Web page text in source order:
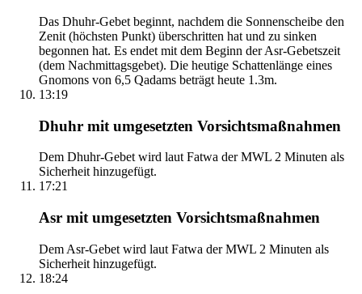
Das Dhuhr-Gebet beginnt, nachdem die Sonnenscheibe den
Zenit (höchsten Punkt) überschritten hat und zu sinken
begonnen hat. Es endet mit dem Beginn der Asr-Gebetszeit
(dem Nachmittagsgebet). Die heutige Schattenlänge eines
Gnomons von 6,5 Qadams beträgt heute 1.3m.
13:19
Dhuhr mit umgesetzten Vorsichtsmaßnahmen
Dem Dhuhr-Gebet wird laut Fatwa der MWL 2 Minuten als
Sicherheit hinzugefügt.
17:21
Asr mit umgesetzten Vorsichtsmaßnahmen
Dem Asr-Gebet wird laut Fatwa der MWL 2 Minuten als
Sicherheit hinzugefügt.
18:24